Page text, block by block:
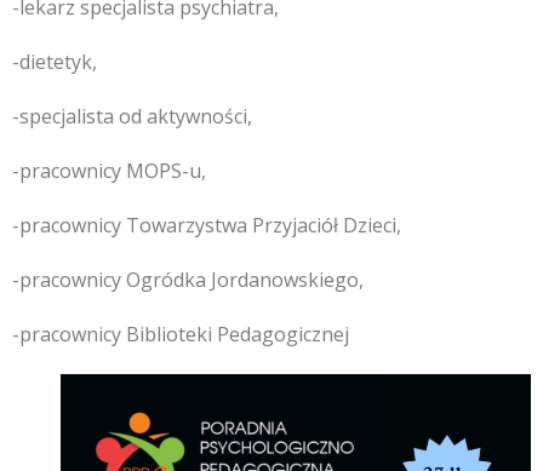
-lekarz specjalista psychiatra,
-dietetyk,
-specjalista od aktywności,
-pracownicy MOPS-u,
-pracownicy Towarzystwa Przyjaciół Dzieci,
-pracownicy Ogródka Jordanowskiego,
-pracownicy Biblioteki Pedagogicznej